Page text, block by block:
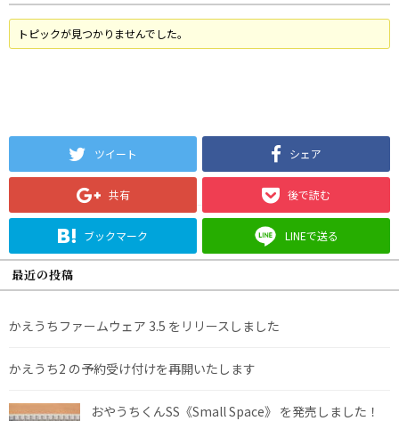
トピックが見つかりませんでした。
ツイート シェア
共有 後で読む
ブックマーク LINEで送る
最近の投稿
かえうちファームウェア 3.5 をリリースしました
かえうち2 の予約受け付けを再開いたします
おやうちくんSS《Small Space》 を発売しました！